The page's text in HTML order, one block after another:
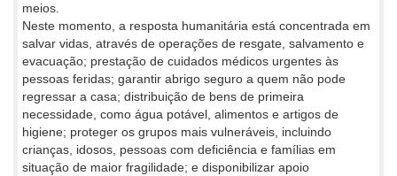
meios.
Neste momento, a resposta humanitária está concentrada em
salvar vidas, através de operações de resgate, salvamento e
evacuação; prestação de cuidados médicos urgentes às
pessoas feridas; garantir abrigo seguro a quem não pode
regressar a casa; distribuição de bens de primeira
necessidade, como água potável, alimentos e artigos de
higiene; proteger os grupos mais vulneráveis, incluindo
crianças, idosos, pessoas com deficiência e famílias em
situação de maior fragilidade; e disponibilizar apoio